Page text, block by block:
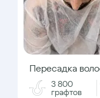
Пересадка
3 800
графтов